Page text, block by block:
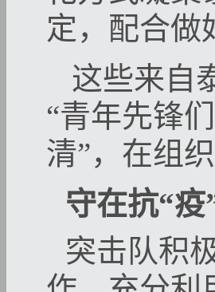
定，配合做
这些来自
“青年先锋
清”，在组
守在抗“
突击队积